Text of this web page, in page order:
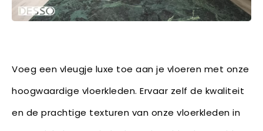
Voeg een vleugje luxe toe aan je vloeren met onze
hoogwaardige vloerkleden. Ervaar zelf de kwaliteit
en de prachtige texturen van onze vloerkleden in